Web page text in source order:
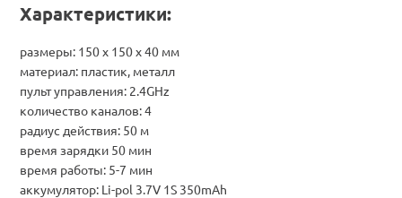
Характеристики:
размеры: 150 х 150 x 40 мм
материал: пластик, металл
пульт управления: 2.4GHz
количество каналов: 4
радиус действия: 50 м
время зарядки 50 мин
время работы: 5-7 мин
аккумулятор: Li-pol 3.7V 1S 350mAh